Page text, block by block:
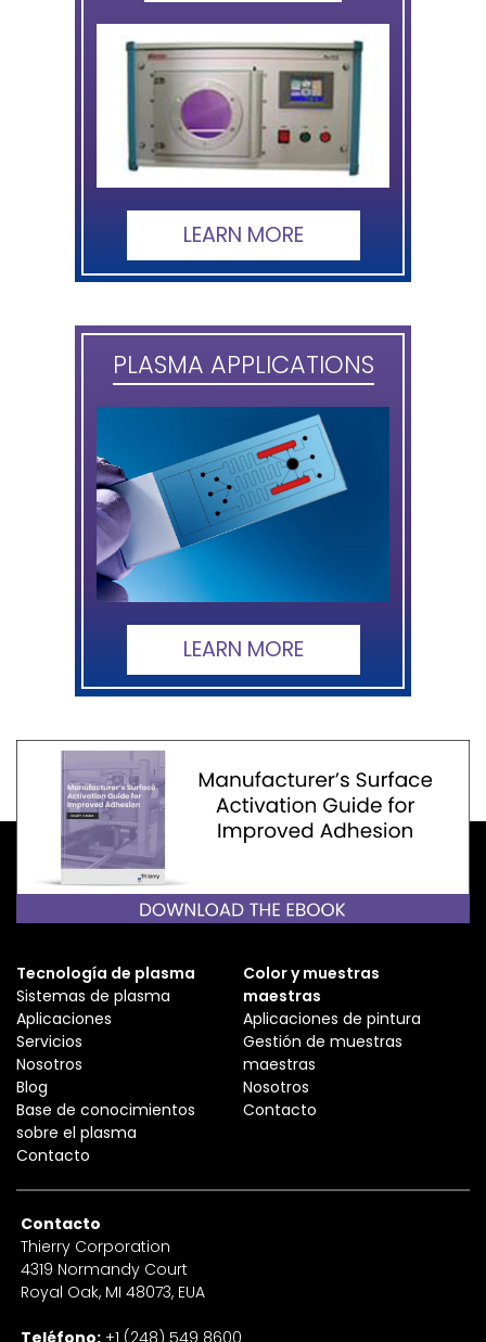
LEARN MORE
PLASMA APPLICATIONS
LEARN MORE
Tecnología de plasma
Sistemas de plasma
Aplicaciones
Servicios
Nosotros
Blog
Base de conocimientos
sobre el plasma
Contacto
Color y muestras
maestras
Aplicaciones de pintura
Gestión de muestras
maestras
Nosotros
Contacto
Contacto
Thierry Corporation
4319 Normandy Court
Royal Oak, MI 48073, EUA
Teléfono: +1 (248) 549 8600